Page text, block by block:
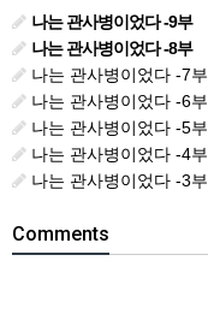
나는 관사병이었다 -9부
나는 관사병이었다 -8부
나는 관사병이었다 -7부
나는 관사병이었다 -6부
나는 관사병이었다 -5부
나는 관사병이었다 -4부
나는 관사병이었다 -3부
Comments